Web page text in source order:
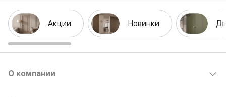
Акции Новинки
О компании